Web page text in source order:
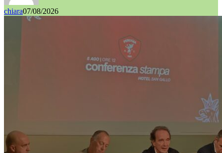
chiara07/08/2026